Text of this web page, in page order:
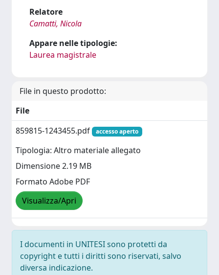
Relatore
Camatti, Nicola
Appare nelle tipologie:
Laurea magistrale
File in questo prodotto:
File
859815-1243455.pdf
accesso aperto
Tipologia: Altro materiale allegato
Dimensione 2.19 MB
Formato Adobe PDF
Visualizza/Apri
I documenti in UNITESI sono protetti da
copyright e tutti i diritti sono riservati, salvo
diversa indicazione.